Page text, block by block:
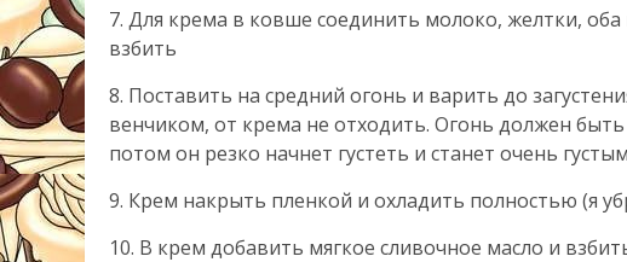
7. Для крема в ковше соединить молоко, желтки,
взбить
8. Поставить на средний огонь и варить до
венчиком, от крема не отходить. Огонь должен
потом он резко начнет густеть и станет очень
9. Крем накрыть пленкой и охладить полностью (я
10. В крем добавить мягкое сливочное масло и